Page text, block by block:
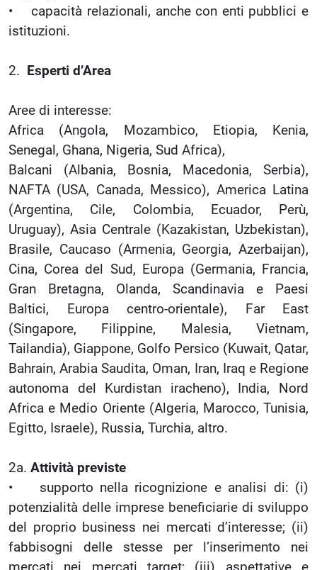
• capacità relazionali, anche con enti pubblici e
istituzioni.
2. Esperti d’Area
Aree di interesse:
Africa (Angola, Mozambico, Etiopia, Kenia,
Senegal, Ghana, Nigeria, Sud Africa),
Balcani (Albania, Bosnia, Macedonia, Serbia),
NAFTA (USA, Canada, Messico), America Latina
(Argentina, Cile, Colombia, Ecuador, Perù,
Uruguay), Asia Centrale (Kazakistan, Uzbekistan),
Brasile, Caucaso (Armenia, Georgia, Azerbaijan),
Cina, Corea del Sud, Europa (Germania, Francia,
Gran Bretagna, Olanda, Scandinavia e Paesi
Baltici, Europa centro-orientale), Far East
(Singapore, Filippine, Malesia, Vietnam,
Tailandia), Giappone, Golfo Persico (Kuwait, Qatar,
Bahrain, Arabia Saudita, Oman, Iran, Iraq e Regione
autonoma del Kurdistan iracheno), India, Nord
Africa e Medio Oriente (Algeria, Marocco, Tunisia,
Egitto, Israele), Russia, Turchia, altro.
2a. Attività previste
• supporto nella ricognizione e analisi di: (i)
potenzialità delle imprese beneficiarie di sviluppo
del proprio business nei mercati d’interesse; (ii)
fabbisogni delle stesse per l’inserimento nei